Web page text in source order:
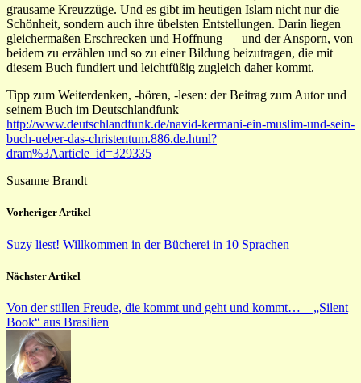
grausame Kreuzzüge. Und es gibt im heutigen Islam nicht nur die
Schönheit, sondern auch ihre übelsten Entstellungen. Darin liegen
gleichermaßen Erschrecken und Hoffnung – und der Ansporn, von
beidem zu erzählen und so zu einer Bildung beizutragen, die mit
diesem Buch fundiert und leichtfüßig zugleich daher kommt.
Tipp zum Weiterdenken, -hören, -lesen: der Beitrag zum Autor und
seinem Buch im Deutschlandfunk
http://www.deutschlandfunk.de/navid-kermani-ein-muslim-und-sein-
buch-ueber-das-christentum.886.de.html?
dram%3Aarticle_id=329335
Susanne Brandt
Vorheriger Artikel
Suzy liest! Willkommen in der Bücherei in 10 Sprachen
Nächster Artikel
Von der stillen Freude, die kommt und geht und kommt… – „Silent
Book“ aus Brasilien